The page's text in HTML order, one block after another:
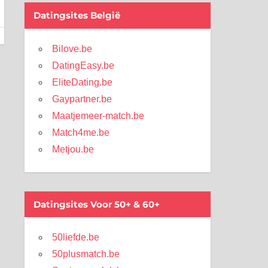
Datingsites België
Bilove.be
DatingEasy.be
EliteDating.be
Gaypartner.be
Maatjemeer-match.be
Match4me.be
Metjou.be
Datingsites Voor 50+ & 60+
50liefde.be
50plusmatch.be